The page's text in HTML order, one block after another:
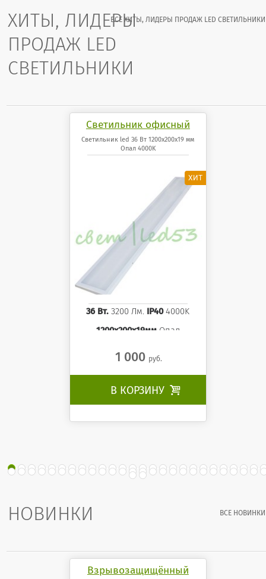
ХИТЫ, ЛИДЕРЫ
ПРОДАЖ LED
СВЕТИЛЬНИКИ
ВСЕ ХИТЫ, ЛИДЕРЫ ПРОДАЖ LED СВЕТИЛЬНИКИ
Светильник офисный
светодиодный 36 Вт
1200x200x19 мм Опал
Светильник led 36 Вт 1200x200x19 мм
Опал 4000K
36 Вт. 3200 Лм. IP404000K
1200x200x19ммОпал
1 000 руб.
В КОРЗИНУ 
НОВИНКИ ВСЕ НОВИНКИ
Взрывозащищённый